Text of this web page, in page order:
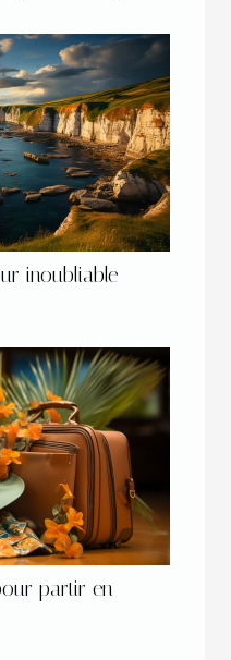
inoubliable
partir en